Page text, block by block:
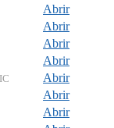
Abrir
Abrir
Abrir
Abrir
Abrir
Abrir
Abrir